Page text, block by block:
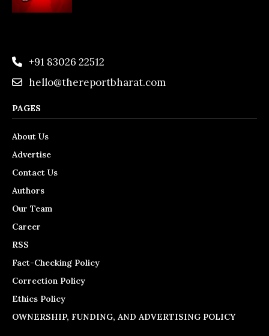
+91 83026 22512
hello@thereportbharat.com
PAGES
About Us
Advertise
Contact Us
Authors
Our Team
Career
RSS
Fact-Checking Policy
Correction Policy
Ethics Policy
OWNERSHIP, FUNDING, AND ADVERTISING POLICY